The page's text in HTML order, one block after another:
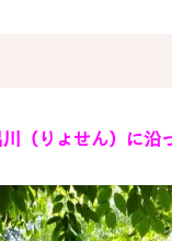
川（りょせん）に沿